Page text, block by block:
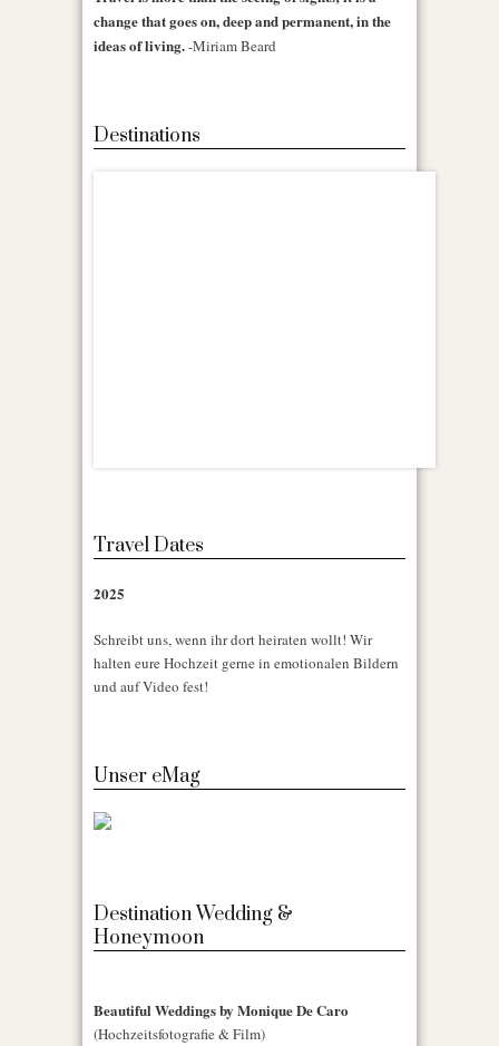
change that goes on, deep and permanent, in the
ideas of living.-Miriam Beard
Destinations
Travel Dates
2025
Schreibt uns, wenn ihr dort heiraten wollt! Wir
halten eure Hochzeit gerne in emotionalen Bildern
und auf Video fest!
Unser eMag
Destination Wedding &
Honeymoon
Beautiful Weddings by Monique De Caro
(Hochzeitsfotografie & Film)